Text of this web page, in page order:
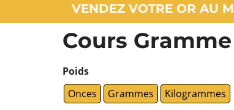
VENDEZ VOTRE OR AU
Cours
Poids
Onces
Grammes Kilogrammes